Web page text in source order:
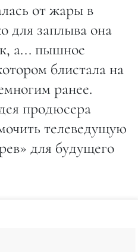
от жары в
для заплыва она
а... пышное
блистала на
ранее.
продюсера
телеведущую
для будущего